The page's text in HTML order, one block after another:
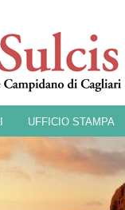
UFFICIO STAMPA